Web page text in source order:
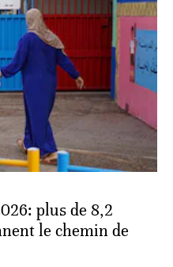
plus de 8,2
le chemin de